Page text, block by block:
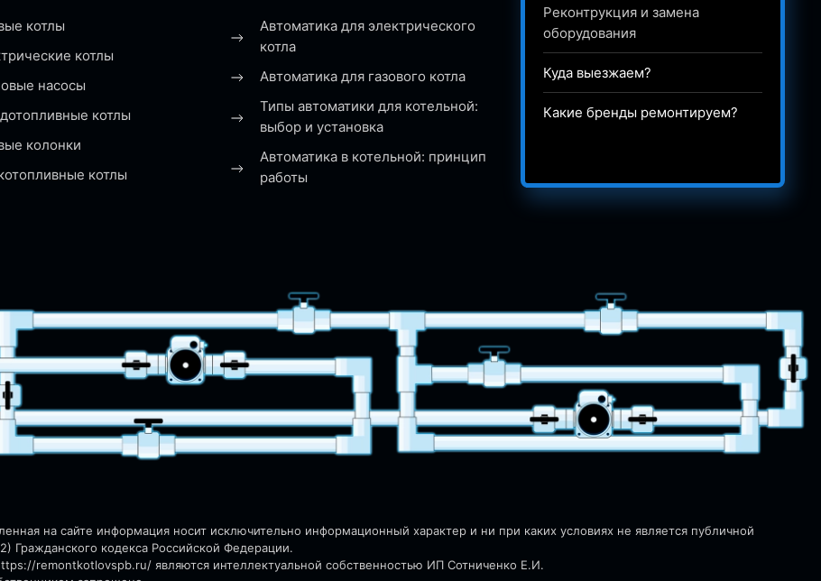
котлы
котлы
насосы
котлы
колонки
котлы
Автоматика для электрического
котла
Автоматика для газового котла
Типы автоматики для котельной:
выбор и установка
Автоматика в котельной: принцип
работы
Реконтрукция и замена
оборудования
Куда выезжаем?
Какие бренды ремонтируем?
на сайте информация носит исключительно информационный характер и ни при каких условиях не является публичной
Гражданского кодекса Российской Федерации.
remontkotlovspb.ru/ являются интеллектуальной собственностью ИП Сотниченко Е.И.